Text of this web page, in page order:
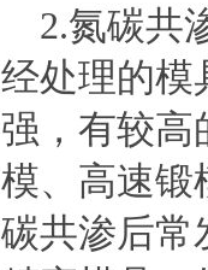
2.氮碳共
经处理的模
强，有较高
模、高速锻
碳共渗后常